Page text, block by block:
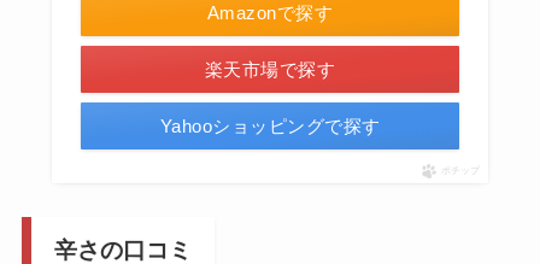
Amazonで探す
楽天市場で探す
Yahooショッピングで探す
ポチップ
辛さの口コミ